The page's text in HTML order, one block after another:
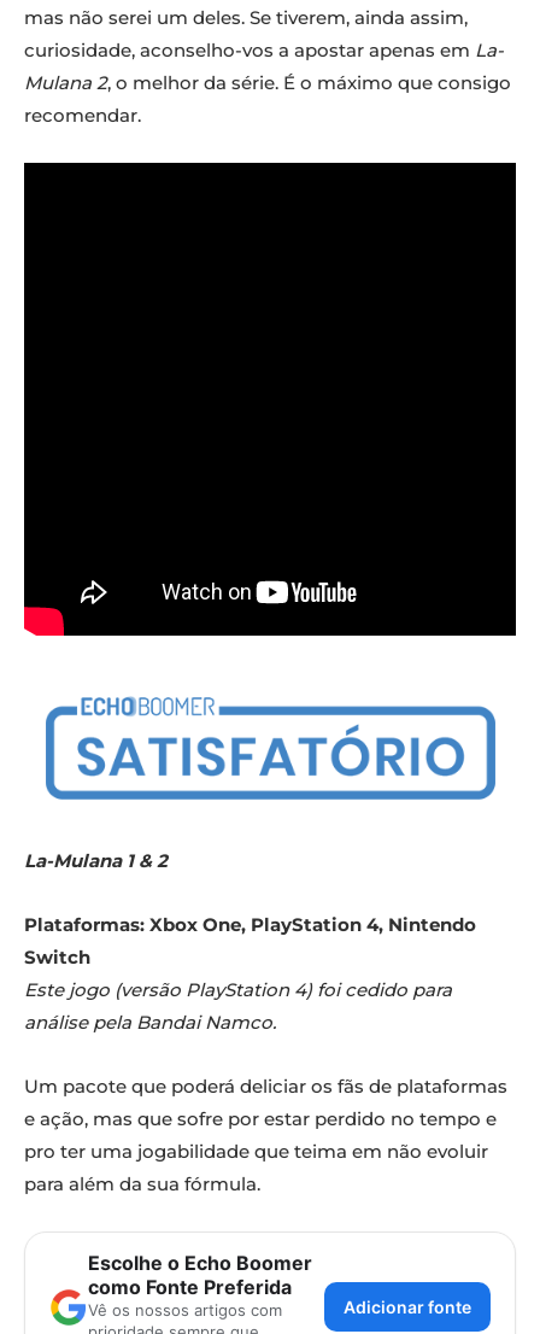
mas não serei um deles. Se tiverem, ainda assim,
curiosidade, aconselho-vos a apostar apenas em La-
Mulana 2, o melhor da série. É o máximo que consigo
recomendar.
La-Mulana 1 & 2
Plataformas: Xbox One, PlayStation 4, Nintendo
Switch
Este jogo (versão PlayStation 4) foi cedido para
análise pela Bandai Namco.
Um pacote que poderá deliciar os fãs de plataformas
e ação, mas que sofre por estar perdido no tempo e
pro ter uma jogabilidade que teima em não evoluir
para além da sua fórmula.
Escolhe o Echo Boomer
como Fonte Preferida
Vê os nossos artigos com
Adicionar fonte